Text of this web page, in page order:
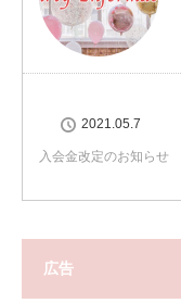
2021.05.7
入会金改定のお知らせ
広告